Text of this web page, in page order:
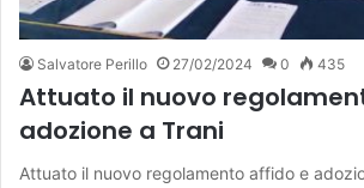
Salvatore Perillo 27/02/2024 0 435
Attuato il nuovo
adozione a Trani
Attuato il nuovo regolamento affido e